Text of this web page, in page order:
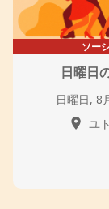
ソー
日曜日
日曜日, 8
ユ